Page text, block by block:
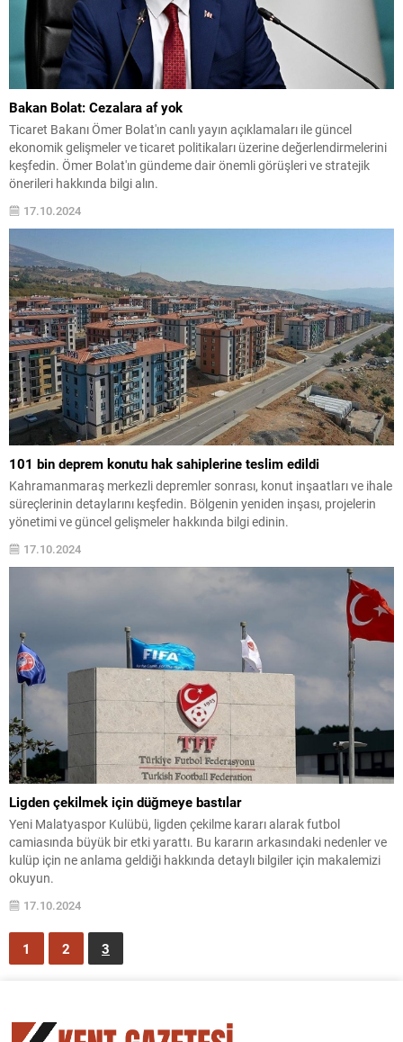
Bakan Bolat: Cezalara af yok
Ticaret Bakanı Ömer Bolat'ın canlı yayın açıklamaları ile güncel
ekonomik gelişmeler ve ticaret politikaları üzerine değerlendirmelerini
keşfedin. Ömer Bolat'ın gündeme dair önemli görüşleri ve stratejik
önerileri hakkında bilgi alın.
17.10.2024
101 bin deprem konutu hak sahiplerine teslim edildi
Kahramanmaraş merkezli depremler sonrası, konut inşaatları ve ihale
süreçlerinin detaylarını keşfedin. Bölgenin yeniden inşası, projelerin
yönetimi ve güncel gelişmeler hakkında bilgi edinin.
17.10.2024
Ligden çekilmek için düğmeye bastılar
Yeni Malatyaspor Kulübü, ligden çekilme kararı alarak futbol
camiasında büyük bir etki yarattı. Bu kararın arkasındaki nedenler ve
kulüp için ne anlama geldiği hakkında detaylı bilgiler için makalemizi
okuyun.
17.10.2024
1 2 3